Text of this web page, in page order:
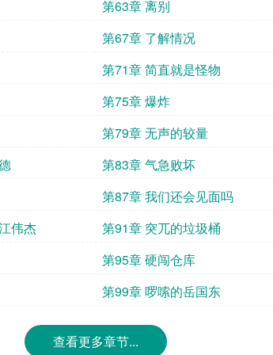
第63章 离别
第67章 了解情况
第71章 简直就是怪物
第75章 爆炸
第79章 无声的较量
第83章 气急败坏
第87章 我们还会见面吗
伟杰
第91章 突兀的垃圾桶
第95章 硬闯仓库
第99章 啰嗦的岳国东
查看更多章节...